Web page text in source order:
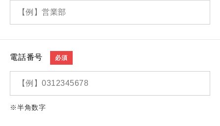
電話番号 必須
※半角数字